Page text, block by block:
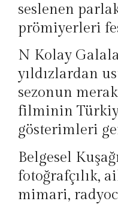
seslenen
prömiyerleri
N Kolay
yıldızlardan
sezonun
filminin
gösterimleri
Belgesel
fotoğrafçılık,
mimari,